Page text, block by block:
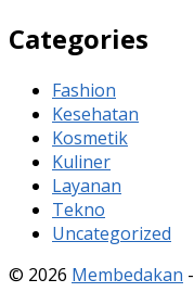
Categories
Fashion
Kesehatan
Kosmetik
Kuliner
Layanan
Tekno
Uncategorized
© 2026 Membedakan